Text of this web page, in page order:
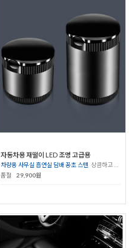
자동차용 재떨이 LED 조명 고급용
차량용 사무실 흡연실 담배 꽁초 스텐 상큼하고 깨끗한 환경
품절
29,900원